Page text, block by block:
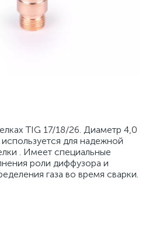
TIG 17/18/26. Диаметр 4,0
для надежной
. Имеет специальные
роли диффузора и
газа во время сварки.